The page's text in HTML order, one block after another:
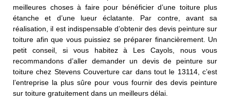
meilleures choses à faire pour bénéficier d’une toiture plus
étanche et d’une lueur éclatante. Par contre, avant sa
réalisation, il est indispensable d’obtenir des devis peinture sur
toiture afin que vous puissiez se préparer financièrement. Un
petit conseil, si vous habitez à Les Cayols, nous vous
recommandons d’aller demander un devis de peinture sur
toiture chez Stevens Couverture car dans tout le 13114, c’est
l’entreprise la plus sûre pour vous fournir des devis peinture
sur toiture gratuitement dans un meilleurs délai.